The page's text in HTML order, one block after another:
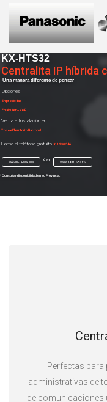
KX-HTS32
Centralita IP híbrida
Una manera diferente de pensar
MÁS INFORMACIÓN
Venta e Instalación en
Todo el Territorio Nacional
Llame al teléfono gratuito911 230 346
* Consultar disponibilidad en su Provincia.
WWW.KX-HTS32.ES
ó en
Opciones
En propiedad
En alquiler + VoIP
Perfectas
administrativas de
de comunicaciones